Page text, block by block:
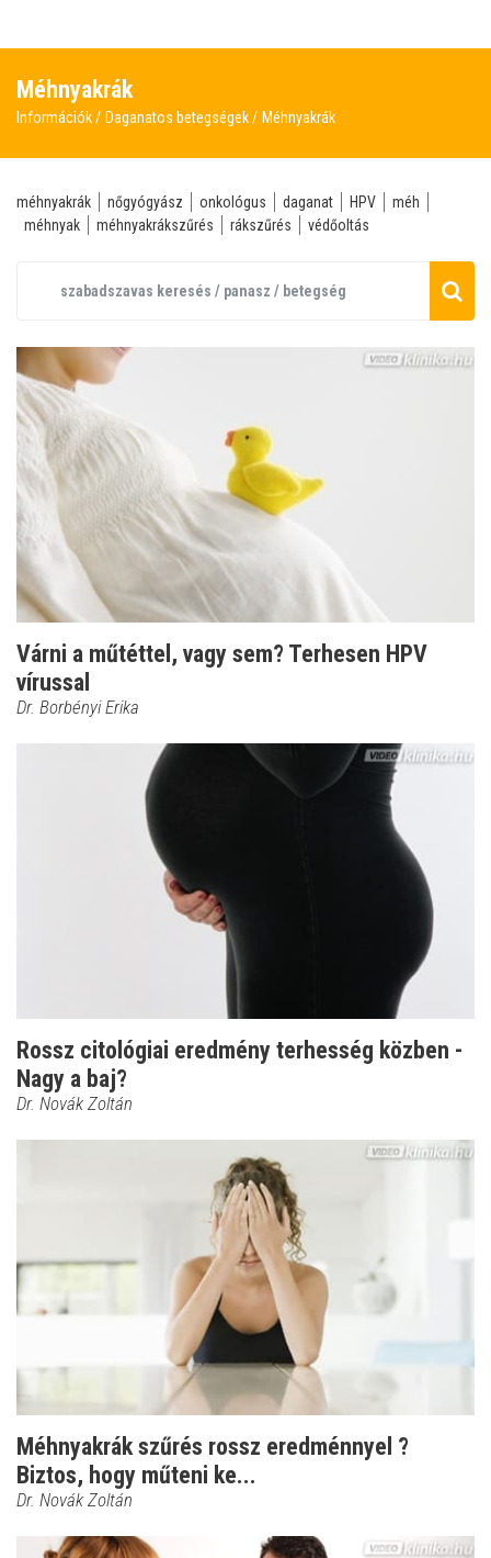
Méhnyakrák
Információk Daganatos betegségek Méhnyakrák
méhnyakrák nőgyógyász onkológus daganat HPV
méh
méhnyak
méhnyakrákszűrés rákszűrés védőoltás
Várni a műtéttel, vagy sem? Terhesen HPV
vírussal
Dr. Borbényi Erika
Rossz citológiai eredmény terhesség közben -
Nagy a baj?
Dr. Novák Zoltán
Méhnyakrák szűrés rossz eredménnyel ?
Biztos, hogy műteni ke...
Dr. Novák Zoltán